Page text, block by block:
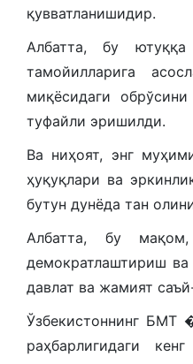
қувватланишидир.
Албатта, бу
тамойилларига
миқёсидаги
туфайли эришилди.
Ва ниҳоят, энг
ҳуқуқлари ва
бутун дунёда тан
Албатта, бу
демократлаштириш ва
давлат ва жамият
Ўзбекистоннинг БМТ
раҳбарлигидаги